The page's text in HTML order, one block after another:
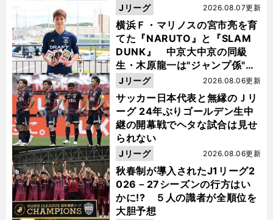
横浜Ｆ・マリノスの宮市亮を育
てた『NARUTO』と『SLAM
DUNK』 中京大中京の同級
生・木原龍一は"ジャンプ係"だ
った
2026.08.07更新
Jリーグ
サッカー日本代表と無縁のＪリ
ーグ 24年ぶりゴールデン生中
継の開幕戦でヘタな試合は見せ
られない
2026.08.06更新
Jリーグ
秋春制が導入されたJ1リーグ2
026－27シーズンの行方はい
かに!? ５人の識者が全順位を
大胆予想
2026.08.06更新
Jリーグ